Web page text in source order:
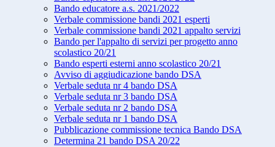
Bando educatore a.s. 2021/2022
Verbale commissione bandi 2021 esperti
Verbale commissione bandi 2021 appalto servizi
Bando per l'appalto di servizi per progetto anno
scolastico 20/21
Bando esperti esterni anno scolastico 20/21
Avviso di aggiudicazione bando DSA
Verbale seduta nr 4 bando DSA
Verbale seduta nr 3 bando DSA
Verbale seduta nr 2 bando DSA
Verbale seduta nr 1 bando DSA
Pubblicazione commissione tecnica Bando DSA
Determina 21 bando DSA 20/22